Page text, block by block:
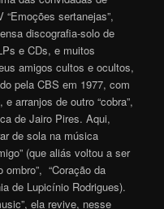
sertanejas”,
discografia-solo de
e CDs, e muitos
amigos cultos e ocultos,
pela CBS em 1977, com
arranjos de outro “cobra”,
de Jairo Pires. Aqui,
de sola na música
(que aliás voltou a ser
“Coração da
de Lupicínio Rodrigues).
ela revive, nesse